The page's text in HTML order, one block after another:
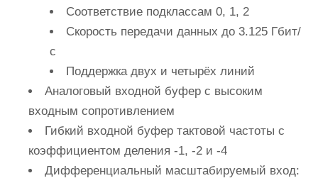
Соответствие подклассам 0, 1, 2
Скорость передачи данных до 3.125 Гбит/
с
Поддержка двух и четырёх линий
Аналоговый входной буфер с высоким
входным сопротивлением
Гибкий входной буфер тактовой частоты с
коэффициентом деления -1, -2 и -4
Дифференциальный масштабируемый вход: